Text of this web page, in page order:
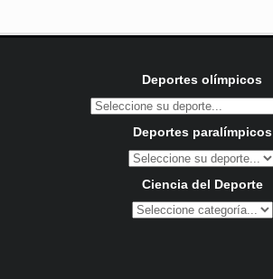
Deportes olímpicos
Deportes paralímpicos
Ciencia del Deporte